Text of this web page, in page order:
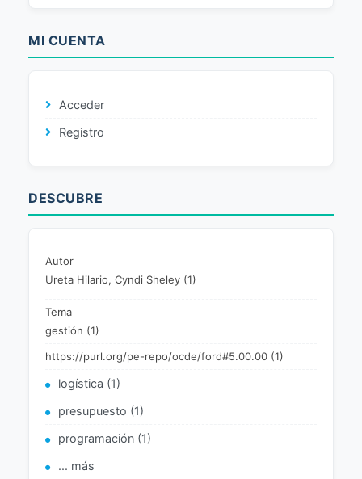
MI CUENTA
Acceder
Registro
DESCUBRE
Autor
Ureta Hilario, Cyndi Sheley (1)
Tema
gestión (1)
https://purl.org/pe-repo/ocde/ford#5.00.00 (1)
logística (1)
presupuesto (1)
programación (1)
... más